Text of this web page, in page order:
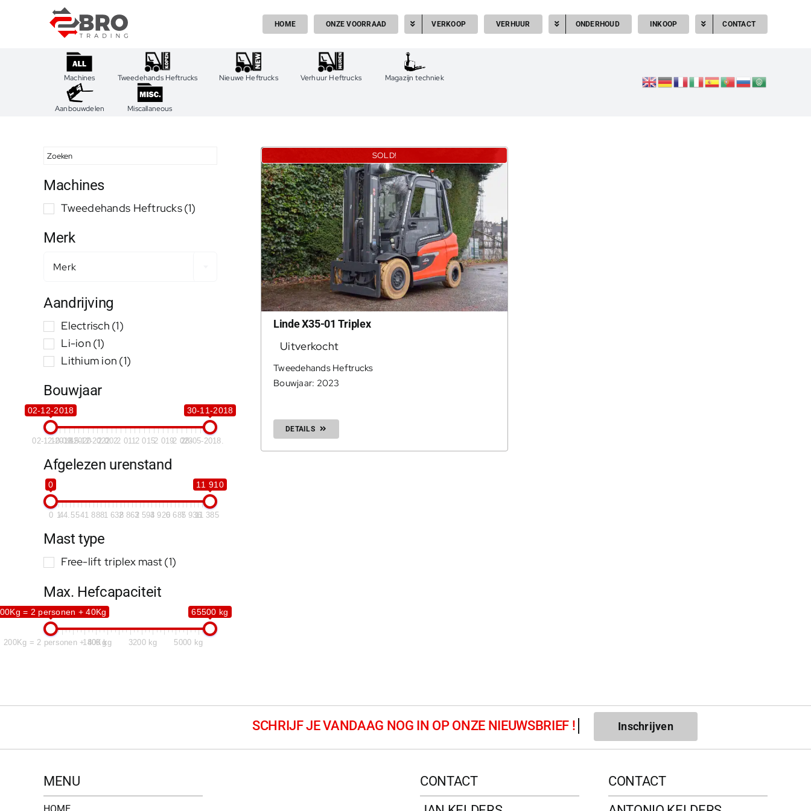
HOME ONZE VOORRAAD VERKOOP VERHUUR ONDERHOUD INKOOP CONTACT
Machines Tweedehands Heftrucks Nieuwe Heftrucks Verhuur Heftrucks Magazijn techniek
Aanbouwdelen Miscallaneous
SOLD!
Linde X35-01 Triplex
Uitverkocht
Tweedehands Heftrucks
Bouwjaar: 2023
DETAILS
Machines
Tweedehands Heftrucks(1)
Merk
Merk
Aandrijving
Electrisch (1)
Li-ion (1)
Lithium ion (1)
Bouwjaar
02-12-2018 30-11-2018
02-12-2018
10-09-2020
15-12-2022
2 0022 0112 0152 0192 023
28-05-2018.
Afgelezen urenstand
0 11 910
0 144.5541 8881 6382 8623 5934 9206 6857 93611 385
Mast type
Free-lift triplex mast(1)
Max. Hefcapaciteit
= 2 personen + 40Kg 65500 kg
200Kg = 2 personen + 40Kg
1800 kg 3200 kg 5000 kg
Inschrijven
MENU
HOME
CONTACT
CONTACT